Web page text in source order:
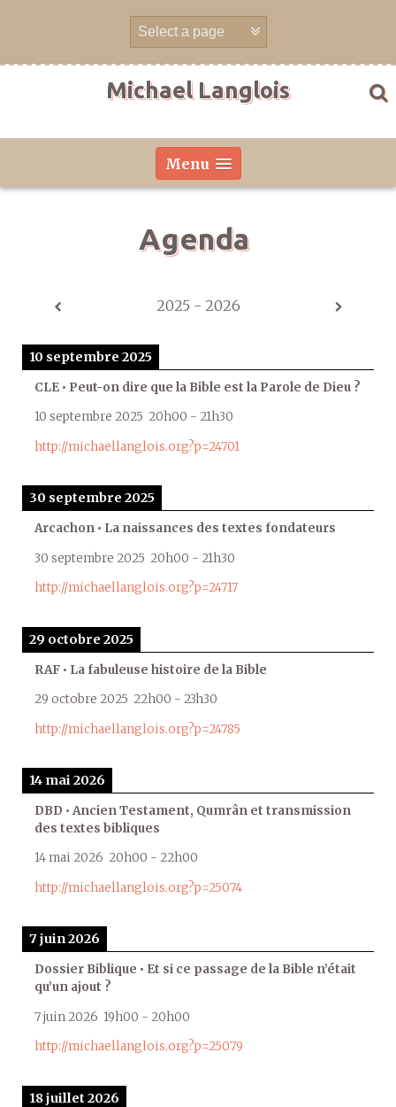
Michael Langlois
Menu
Agenda
2025 - 2026
10 septembre 2025
CLE • Peut-on dire que la Bible est la Parole de Dieu ?
10 septembre 2025 20h00 - 21h30
http://michaellanglois.org?p=24701
30 septembre 2025
Arcachon • La naissances des textes fondateurs
30 septembre 2025 20h00 - 21h30
http://michaellanglois.org?p=24717
29 octobre 2025
RAF • La fabuleuse histoire de la Bible
29 octobre 2025 22h00 - 23h30
http://michaellanglois.org?p=24785
14 mai 2026
DBD • Ancien Testament, Qumrân et transmission
des textes bibliques
14 mai 2026 20h00 - 22h00
http://michaellanglois.org?p=25074
7 juin 2026
Dossier Biblique • Et si ce passage de la Bible n’était
qu’un ajout ?
7 juin 2026 19h00 - 20h00
http://michaellanglois.org?p=25079
18 juillet 2026